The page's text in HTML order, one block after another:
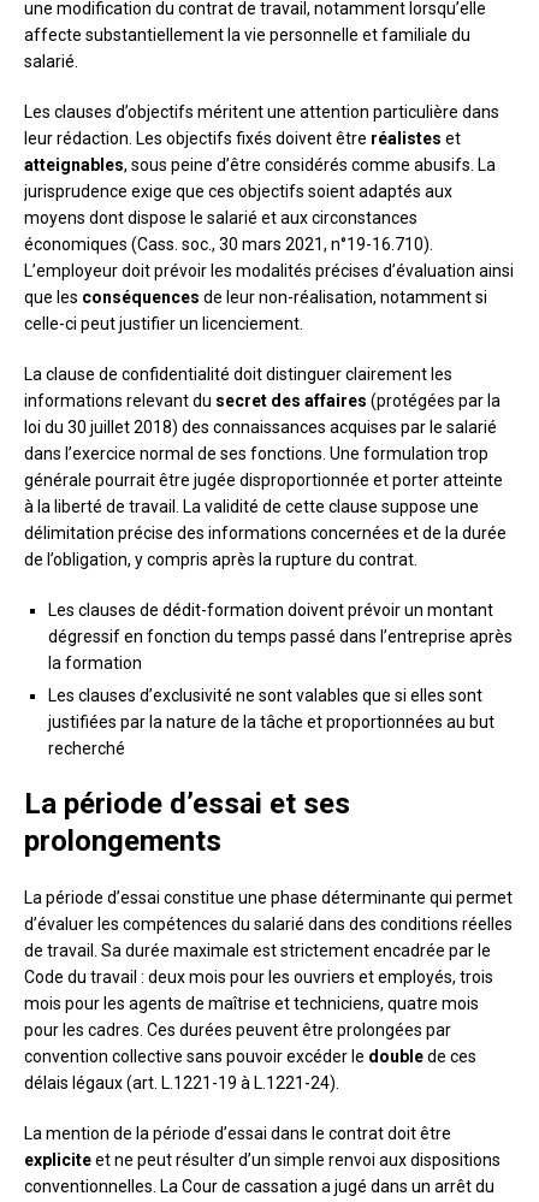
une modification du contrat de travail, notamment lorsqu’elle
affecte substantiellement la vie personnelle et familiale du
salarié.
Les clauses d’objectifs méritent une attention particulière dans
leur rédaction. Les objectifs fixés doivent être réalistes et
atteignables, sous peine d’être considérés comme abusifs. La
jurisprudence exige que ces objectifs soient adaptés aux
moyens dont dispose le salarié et aux circonstances
économiques (Cass. soc., 30 mars 2021, n°19-16.710).
L’employeur doit prévoir les modalités précises d’évaluation ainsi
que les conséquences de leur non-réalisation, notamment si
celle-ci peut justifier un licenciement.
La clause de confidentialité doit distinguer clairement les
informations relevant du secret des affaires (protégées par la
loi du 30 juillet 2018) des connaissances acquises par le salarié
dans l’exercice normal de ses fonctions. Une formulation trop
générale pourrait être jugée disproportionnée et porter atteinte
à la liberté de travail. La validité de cette clause suppose une
délimitation précise des informations concernées et de la durée
de l’obligation, y compris après la rupture du contrat.
Les clauses de dédit-formation doivent prévoir un montant
dégressif en fonction du temps passé dans l’entreprise après
la formation
Les clauses d’exclusivité ne sont valables que si elles sont
justifiées par la nature de la tâche et proportionnées au but
recherché
La période d’essai et ses
prolongements
La période d’essai constitue une phase déterminante qui permet
d’évaluer les compétences du salarié dans des conditions réelles
de travail. Sa durée maximale est strictement encadrée par le
Code du travail : deux mois pour les ouvriers et employés, trois
mois pour les agents de maîtrise et techniciens, quatre mois
pour les cadres. Ces durées peuvent être prolongées par
convention collective sans pouvoir excéder le doublede ces
délais légaux (art. L.1221-19 à L.1221-24).
La mention de la période d’essai dans le contrat doit être
expliciteet ne peut résulter d’un simple renvoi aux dispositions
conventionnelles. La Cour de cassation a jugé dans un arrêt du